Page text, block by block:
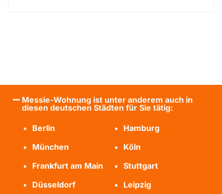
Messie-Wohnung ist unter anderem auch in
diesen deutschen Städten für Sie tätig:
Berlin
Hamburg
München
Köln
Frankfurt am Main
Stuttgart
Düsseldorf
Leipzig